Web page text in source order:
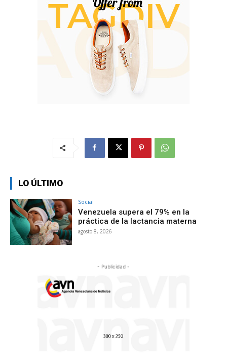
LO ÚLTIMO
Social
Venezuela supera el 79% en la
práctica de la lactancia materna
agosto 8, 2026
- Publicidad -